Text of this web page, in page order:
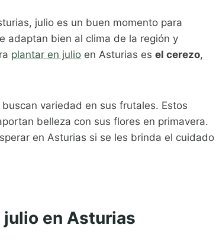
julio es un buen momento para
adaptan bien al clima de la región y
plantar en julio en Asturias es el cerezo,
variedad en sus frutales. Estos
belleza con sus flores en primavera.
en Asturias si se les brinda el cuidado
en Asturias